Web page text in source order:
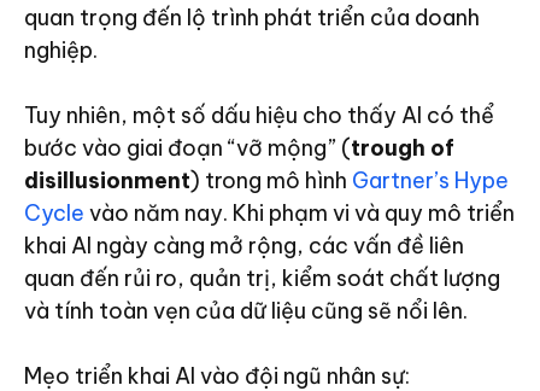
quan trọng đến lộ trình phát triển của doanh
nghiệp.
Tuy nhiên, một số dấu hiệu cho thấy AI có thể
bước vào giai đoạn “vỡ mộng” (trough of
disillusionment) trong mô hình Gartner’s Hype
Cycle vào năm nay. Khi phạm vi và quy mô triển
khai AI ngày càng mở rộng, các vấn đề liên
quan đến rủi ro, quản trị, kiểm soát chất lượng
và tính toàn vẹn của dữ liệu cũng sẽ nổi lên.
Mẹo triển khai AI vào đội ngũ nhân sự: